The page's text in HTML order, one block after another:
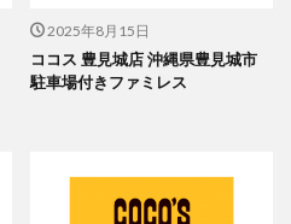
2025年8月15日
ココス 豊見城店 沖縄県豊見城市
駐車場付きファミレス